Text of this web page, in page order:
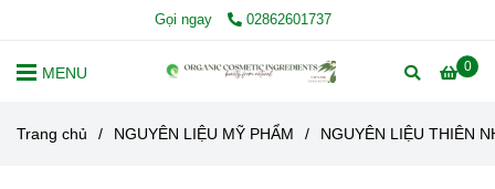
Gọi ngay 02862601737
0
MENU
Trang chủ / NGUYÊN LIỆU MỸ PHẨM / NGUYÊN LIỆU THIÊN